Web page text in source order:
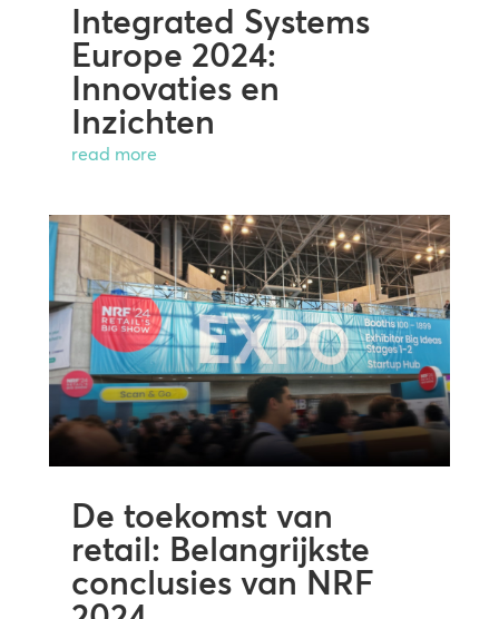
Integrated Systems
Europe 2024:
Innovaties en
Inzichten
read more
De toekomst van
retail: Belangrijkste
conclusies van NRF